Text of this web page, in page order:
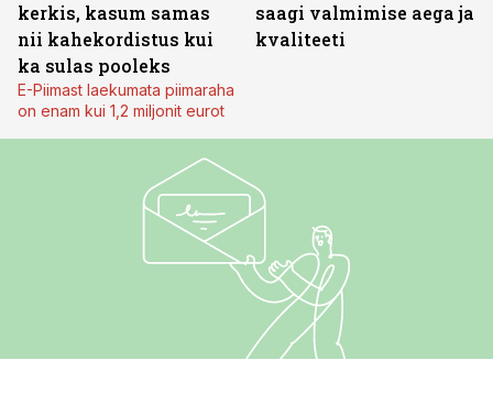
kerkis, kasum samas
nii kahekordistus kui
ka sulas pooleks
E-Piimast laekumata piimaraha
on enam kui 1,2 miljonit eurot
saagi valmimise aega ja
kvaliteeti